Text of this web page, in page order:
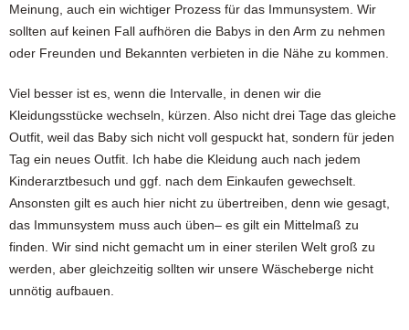
Meinung, auch ein wichtiger Prozess für das Immunsystem. Wir
sollten auf keinen Fall aufhören die Babys in den Arm zu nehmen
oder Freunden und Bekannten verbieten in die Nähe zu kommen.
Viel besser ist es, wenn die Intervalle, in denen wir die
Kleidungsstücke wechseln, kürzen. Also nicht drei Tage das gleiche
Outfit, weil das Baby sich nicht voll gespuckt hat, sondern für jeden
Tag ein neues Outfit. Ich habe die Kleidung auch nach jedem
Kinderarztbesuch und ggf. nach dem Einkaufen gewechselt.
Ansonsten gilt es auch hier nicht zu übertreiben, denn wie gesagt,
das Immunsystem muss auch üben– es gilt ein Mittelmaß zu
finden. Wir sind nicht gemacht um in einer sterilen Welt groß zu
werden, aber gleichzeitig sollten wir unsere Wäscheberge nicht
unnötig aufbauen.